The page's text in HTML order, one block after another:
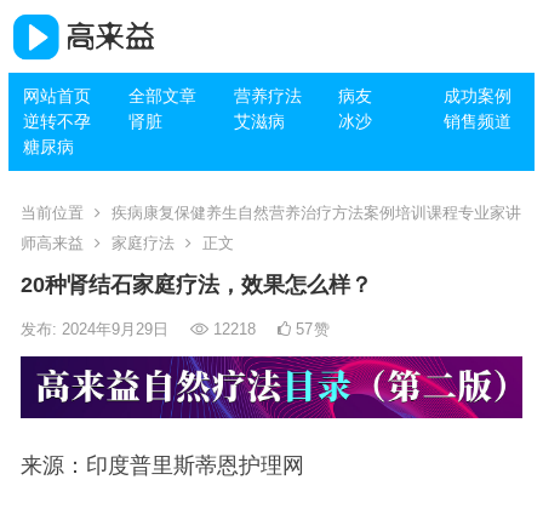
网站首页 全部文章 营养疗法 病友
成功案例
逆转不孕
肾脏 艾滋病 冰沙
销售频道
糖尿病
当前位置
疾病康复保健养生自然营养治疗方法案例培训课程专业家讲
师高来益
家庭疗法 正文
20种肾结石家庭疗法，效果怎么样？
发布: 2024年9月29日 12218 57赞
来源：印度普里斯蒂恩护理网